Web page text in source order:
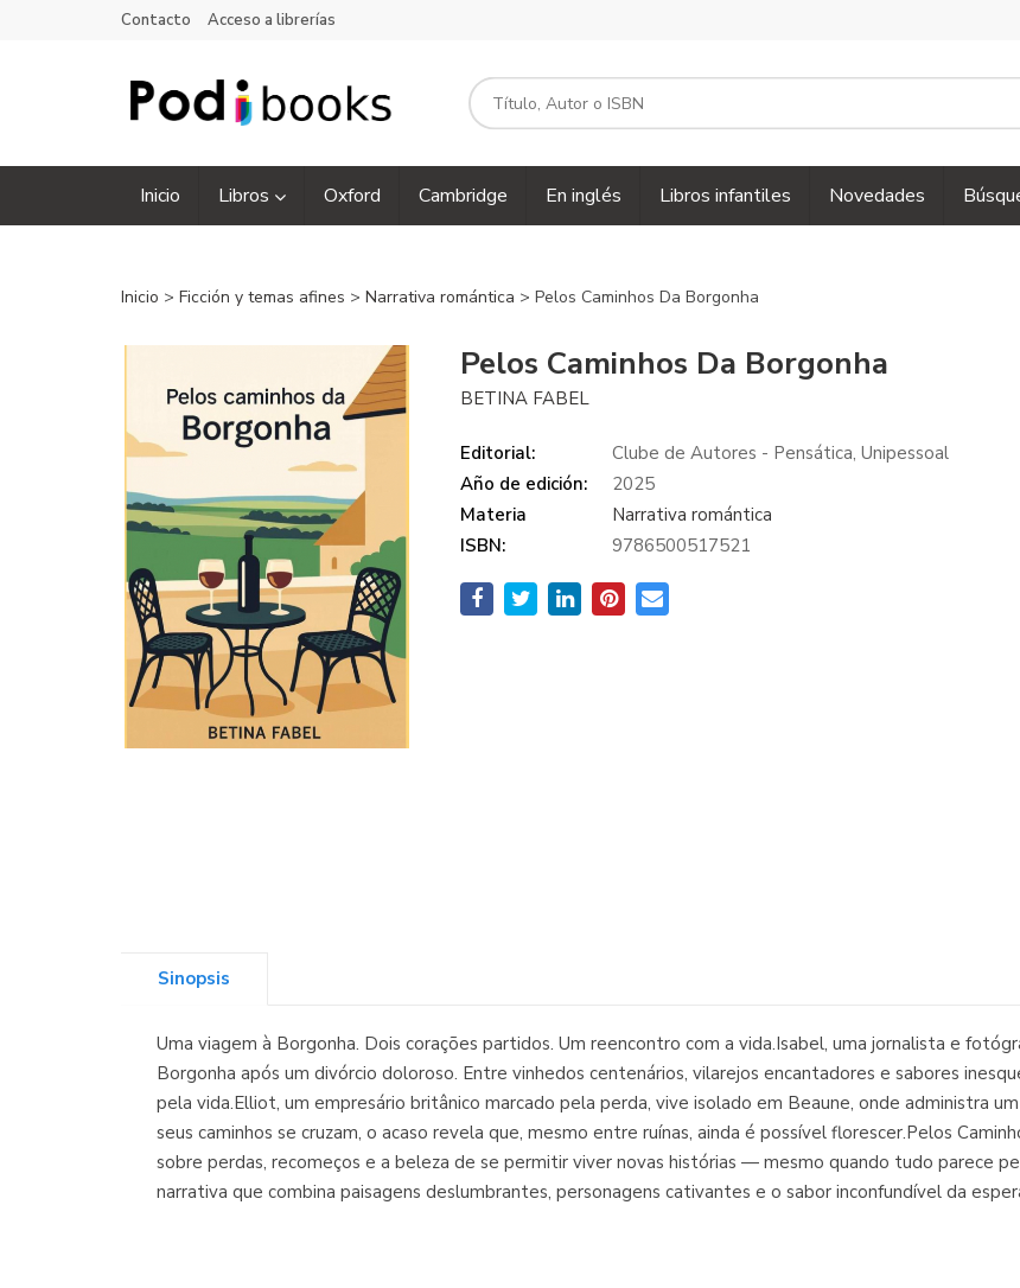
Contacto Acceso a librerías
Inicio Libros Oxford Cambridge En inglés Libros infantiles Novedades
Inicio > Ficción y temas afines > Narrativa romántica > Pelos Caminhos Da Borgonha
Pelos Caminhos Da Borgonha
BETINA FABEL
Editorial:
Clube de Autores - Pensática, Unipessoal
Año de edición:
2025
Materia
Narrativa romántica
ISBN:
9786500517521
Sinopsis
Uma viagem à Borgonha. Dois corações partidos. Um reencontro com a vida.Isabel, uma jornalista e
Borgonha após um divórcio doloroso. Entre vinhedos centenários, vilarejos encantadores e sabores
pela vida.Elliot, um empresário britânico marcado pela perda, vive isolado em Beaune, onde administra
seus caminhos se cruzam, o acaso revela que, mesmo entre ruínas, ainda é possível florescer.Pelos
sobre perdas, recomeços e a beleza de se permitir viver novas histórias — mesmo quando tudo parece
narrativa que combina paisagens deslumbrantes, personagens cativantes e o sabor inconfundível da